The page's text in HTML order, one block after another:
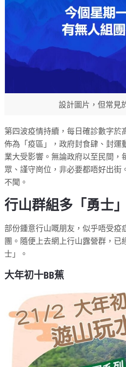
設計圖片，但常見
第四波疫情持續，每日確診數字於
佈為「疫區」，政府封食肆、封運
業大受影響。無論政府以至民間，
眾、謹守崗位，非必要都唔好出街
不聞。
行山群組多「勇士」
部份鍾意行山嘅朋友，似乎唔受疫
團。隨便上去網上行山露營群，已
士」。
大年初十BB蕉